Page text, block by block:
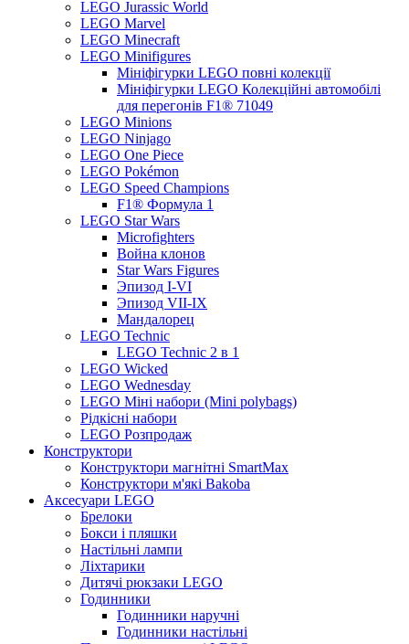
LEGO Jurassic World
LEGO Marvel
LEGO Minecraft
LEGO Minifigures
Мініфігурки LEGO повні колекції
Мініфігурки LEGO Колекційні автомобілі
для перегонів F1® 71049
LEGO Minions
LEGO Ninjago
LEGO One Piece
LEGO Pokémon
LEGO Speed Champions
F1® Формула 1
LEGO Star Wars
Microfighters
Война клонов
Star Wars Figures
Эпизод I-VI
Эпизод VII-IX
Мандалорец
LEGO Technic
LEGO Technic 2 в 1
LEGO Wicked
LEGO Wednesday
LEGO Міні набори (Mini polybags)
Рідкісні набори
LEGO Розпродаж
Конструктори
Конструктори магнітні SmartMax
Конструктори м'які Bakoba
Аксесуари LEGO
Брелоки
Бокси і пляшки
Настільні лампи
Ліхтарики
Дитячі рюкзаки LEGO
Годинники
Годинники наручні
Годинники настільні